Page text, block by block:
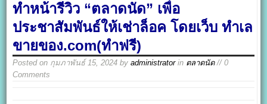
ทำหน้ารีวิว “ตลาดนัด” เพื่อ
ประชาสัมพันธ์ให้เช่าล็อค โดยเว็บ ทำเล
ขายของ.com(ทำฟรี)
Posted on กุมภาพันธ์ 15, 2024 byadministratorin ตลาดนัด// 0
Comments